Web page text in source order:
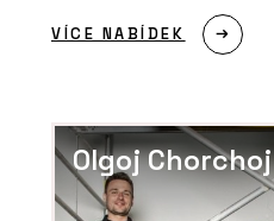
VÍCE NABÍDEK
Olgoj Chorchoj